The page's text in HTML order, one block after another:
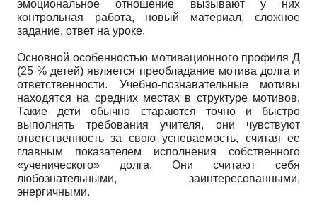
эмоциональное отношение вызывают у них
контрольная работа, новый материал, сложное
задание, ответ на уроке.
Основной особенностью мотивационного профиля Д
(25 % детей) является преобладание мотива долга и
ответственности. Учебно-познавательные мотивы
находятся на средних местах в структуре мотивов.
Такие дети обычно стараются точно и быстро
выполнять требования учителя, они чувствуют
ответственность за свою успеваемость, считая ее
главным показателем исполнения собственного
«ученического» долга. Они считают себя
любознательными, заинтересованными,
энергичными.